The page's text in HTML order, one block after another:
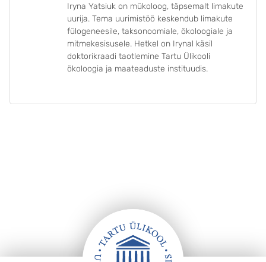
Iryna Yatsiuk on mükoloog, täpsemalt limakute
uurija. Tema uurimistöö keskendub limakute
fülogeneesile, taksonoomiale, ökoloogiale ja
mitmekesisusele. Hetkel on Irynal käsil
doktorikraadi taotlemine Tartu Ülikooli
ökoloogia ja maateaduste instituudis.